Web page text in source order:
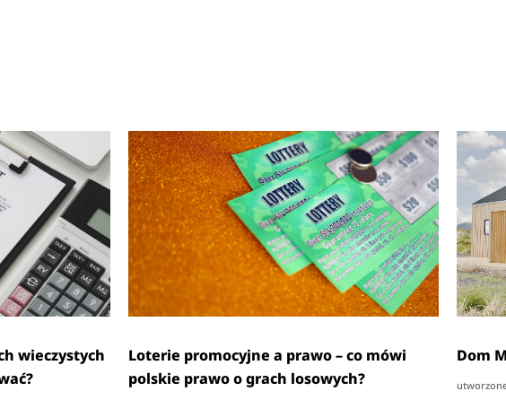
wieczystych
Loterie promocyjne a prawo – co mówi
polskie prawo o grach losowych?
Dom